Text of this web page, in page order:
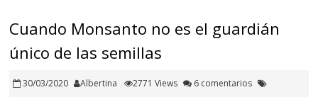
Cuando Monsanto no es el guardián
único de las semillas
30/03/2020 Albertina 2771 Views
6 comentarios